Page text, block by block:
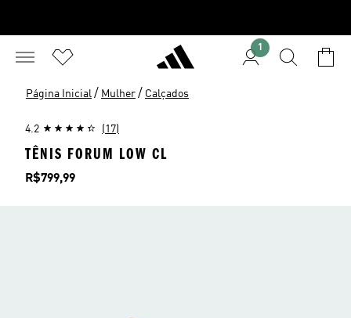
1
Página Inicial / Mulher / Calçados
4.2 (17)
TÊNIS FORUM LOW CL
Preço
R$799,99